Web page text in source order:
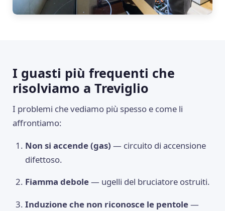
I guasti più frequenti che
risolviamo a Treviglio
I problemi che vediamo più spesso e come li
affrontiamo:
Non si accende (gas) — circuito di accensione
difettoso.
Fiamma debole— ugelli del bruciatore ostruiti.
Induzione che non riconosce le pentole—